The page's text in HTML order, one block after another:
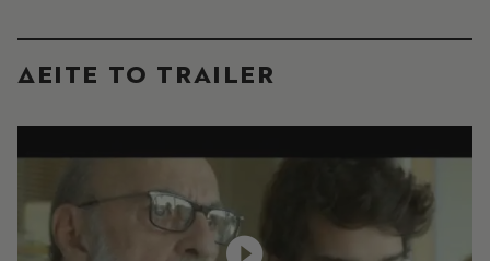
ΔΕΙΤΕ ΤO TRAILER